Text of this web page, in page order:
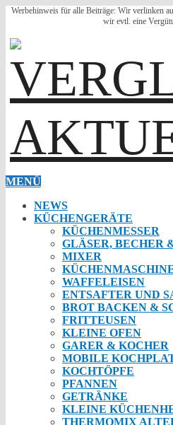
Werbehinweis für alle Beiträge: Wir verlinken
wir evtl. eine
MENÜ
NEWS
KÜCHENGERÄTE
KÜCHENMESSER
GLÄSER, BECHER
MIXER
WAFFELEISEN
ENTSAFTER UND
BROT BACKEN &
FRITTEUSEN
KLEINE OFEN
GARER & KOCHER
MOBILE
KOCHTÖPFE
PFANNEN
GETRÄNKE
KLEINE
THERMOMIX